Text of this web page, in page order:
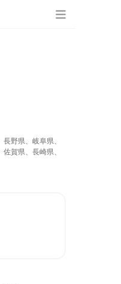
野県、岐阜県、
賀県、長崎県、